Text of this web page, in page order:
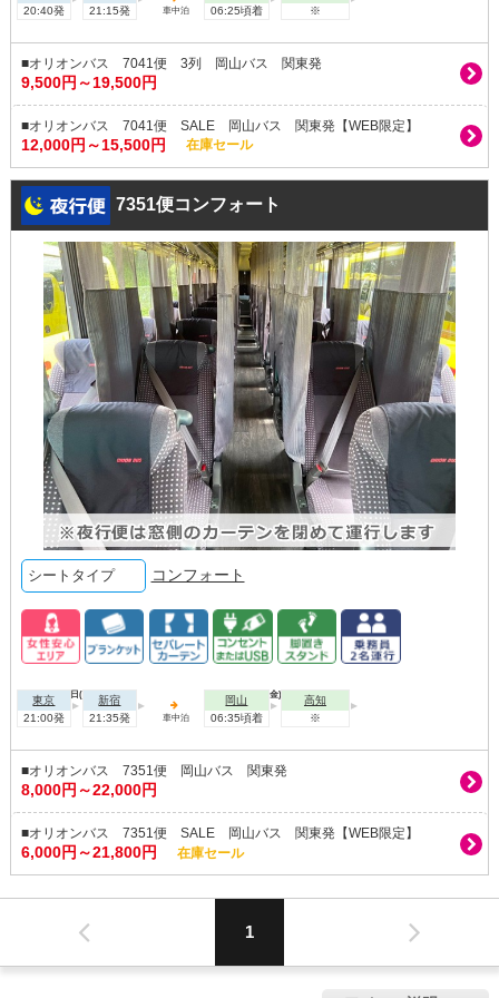
20:40発 21:15発 車中泊 06:25頃着 ※
■オリオンバス 7041便 3列 岡山バス 関東発
9,500円～19,500円
■オリオンバス 7041便 SALE 岡山バス 関東発【WEB限定】
12,000円～15,500円 在庫セール
7351便コンフォート
シートタイプ コンフォート
2026年08月06日(木)
東京
21:00発
新宿
21:35発
車中泊
2026年08月07日(金)
岡山
06:35頃着
高知
※
■オリオンバス 7351便 岡山バス 関東発
8,000円～22,000円
■オリオンバス 7351便 SALE 岡山バス 関東発【WEB限定】
6,000円～21,800円 在庫セール
1